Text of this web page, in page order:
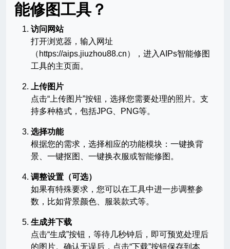
能修图工具？
访问网站
打开浏览器，输入网址
（https://aips.jiuzhou88.cn），进入AIPs智能修图
工具的主页面。
上传图片
点击“上传图片”按钮，选择您需要处理的照片。支
持多种格式，包括JPG、PNG等。
选择功能
根据您的需求，选择相应的功能模块：一键换背
景、一键抠图、一键换衣服或智能修图。
调整设置（可选）
如果有特殊要求，您可以在工具中进一步调整参
数，比如背景颜色、服装款式等。
生成并下载
点击“生成”按钮，等待几秒钟后，即可预览处理后
的图片。确认无误后，点击“下载”按钮保存到本